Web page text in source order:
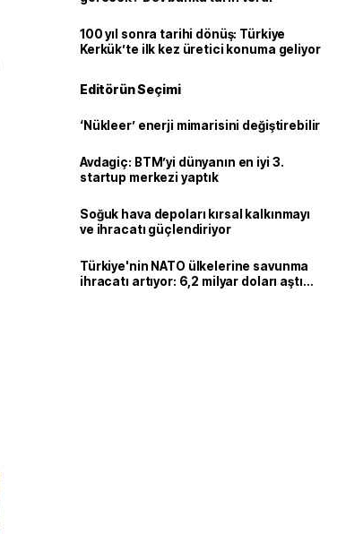
100 yıl sonra tarihi dönüş: Türkiye
Kerkük’te ilk kez üretici konuma geliyor
Editörün Seçimi
‘Nükleer’ enerji mimarisini değiştirebilir
Avdagiç: BTM’yi dünyanın en iyi 3.
startup merkezi yaptık
Soğuk hava depoları kırsal kalkınmayı
ve ihracatı güçlendiriyor
Türkiye'nin NATO ülkelerine savunma
ihracatı artıyor: 6,2 milyar doları aştı